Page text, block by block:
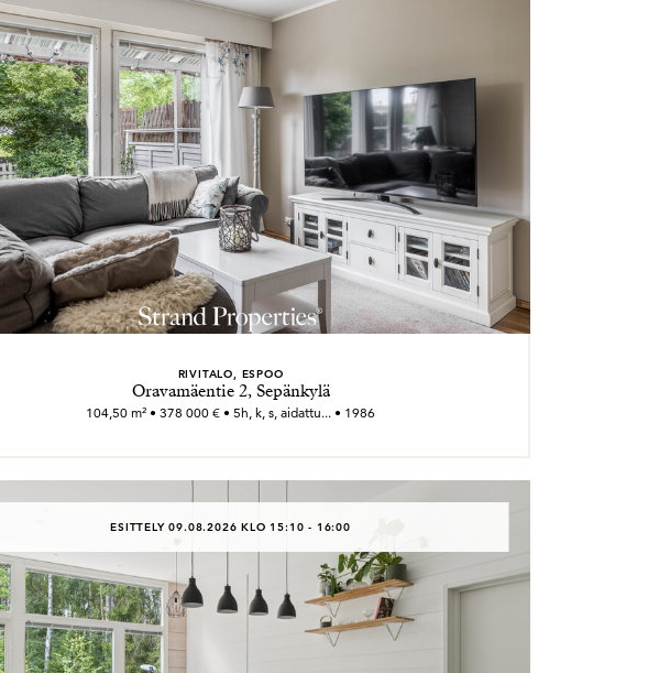
RIVITALO, ESPOO
Oravamäentie 2, Sepänkylä
104,50 m² • 378 000 € • 5h, k, s, aidattu... • 1986
ESITTELY 09.08.2026 KLO 15:10 - 16:00